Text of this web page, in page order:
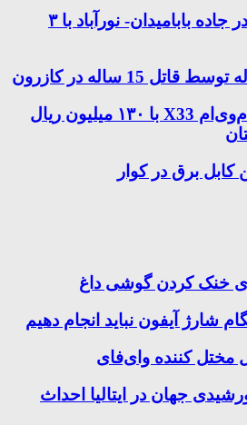
واژگونی پژو۲۰۶ در جاده بابامیدان- نورآباد با ۳
توقیف خودروی ام‌وی‌ام X33 با ۱۳۰ میلیون ریال
برق در کوار
خنک کردن گوشی داغ
شارژ آیفون نباید انجام دهیم
مختل کننده وای‌فای
جهان در ایتالیا احداث